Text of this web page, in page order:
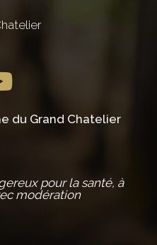
du Grand Chatelier
pour la santé, à
modération